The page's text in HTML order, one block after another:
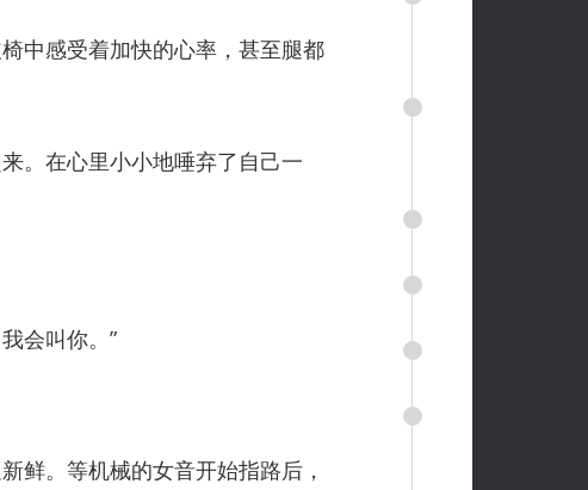
中感受着加快的心率，甚至腿都
。在心里小小地唾弃了自己一
会叫你。”
。等机械的女音开始指路后，